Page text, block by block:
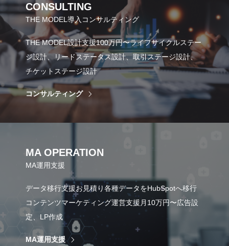
CONSULTING
THE MODEL導入コンサルティング
THE MODEL設計支援100万円〜ライフサイクルステー
ジ設計、リードステータス設計、取引ステージ設計、
チケットステージ設計
コンサルティング
MA OPERATION
MA運用支援
データ移行支援お見積り各種データをHubSpotへ移行
コンテンツマーケティング運営支援月10万円〜広告設
定、LP作成
MA運用支援